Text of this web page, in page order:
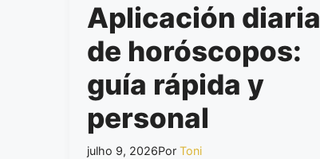
Aplicación diaria
de horóscopos:
guía rápida y
personal
julho 9, 2026Por Toni